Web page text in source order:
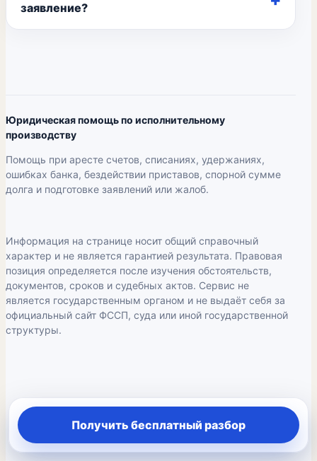
заявление?
Юридическая помощь по исполнительному
производству
Помощь при аресте счетов, списаниях, удержаниях,
ошибках банка, бездействии приставов, спорной сумме
долга и подготовке заявлений или жалоб.
Информация на странице носит общий справочный
характер и не является гарантией результата. Правовая
позиция определяется после изучения обстоятельств,
документов, сроков и судебных актов. Сервис не
является государственным органом и не выдаёт себя за
официальный сайт ФССП, суда или иной государственной
структуры.
Получить бесплатный разбор